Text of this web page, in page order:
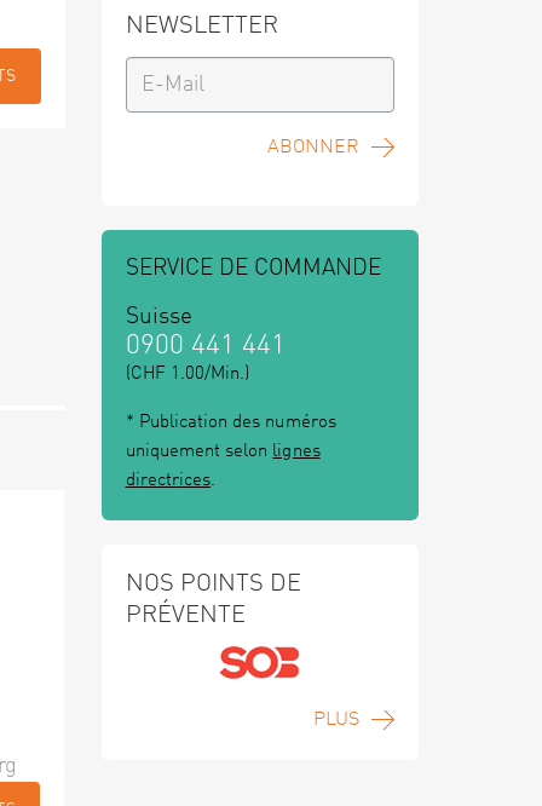
NEWSLETTER
ABONNER
SERVICE DE COMMANDE
Suisse
0900 441 441
(CHF 1.00/Min.)
* Publication des numéros
uniquement selon lignes
directrices.
NOS POINTS DE
PRÉVENTE
PLUS